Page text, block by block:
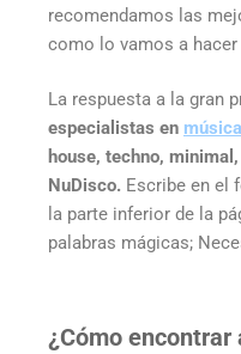
recomendamos las
como lo vamos a hacer
La respuesta a la gran
especialistas en
house, techno,
NuDisco. Escribe en el
la parte inferior de la
palabras mágicas;
¿Cómo